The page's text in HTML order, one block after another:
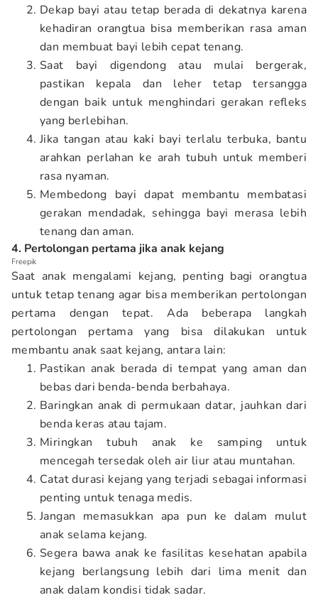
Dekap bayi atau tetap berada di dekatnya karena
kehadiran orangtua bisa memberikan rasa aman
dan membuat bayi lebih cepat tenang.
Saat bayi digendong atau mulai bergerak,
pastikan kepala dan leher tetap tersangga
dengan baik untuk menghindari gerakan refleks
yang berlebihan.
Jika tangan atau kaki bayi terlalu terbuka, bantu
arahkan perlahan ke arah tubuh untuk memberi
rasa nyaman.
Membedong bayi dapat membantu membatasi
gerakan mendadak, sehingga bayi merasa lebih
tenang dan aman.
4. Pertolongan pertama jika anak kejang
Freepik
Saat anak mengalami kejang, penting bagi orangtua
untuk tetap tenang agar bisa memberikan pertolongan
pertama dengan tepat. Ada beberapa langkah
pertolongan pertama yang bisa dilakukan untuk
membantu anak saat kejang, antara lain:
Pastikan anak berada di tempat yang aman dan
bebas dari benda-benda berbahaya.
Baringkan anak di permukaan datar, jauhkan dari
benda keras atau tajam.
Miringkan tubuh anak ke samping untuk
mencegah tersedak oleh air liur atau muntahan.
Catat durasi kejang yang terjadi sebagai informasi
penting untuk tenaga medis.
Jangan memasukkan apa pun ke dalam mulut
anak selama kejang.
Segera bawa anak ke fasilitas kesehatan apabila
kejang berlangsung lebih dari lima menit dan
anak dalam kondisi tidak sadar.